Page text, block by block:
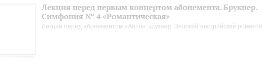
Лекция перед первым концертом абонемента. Брукнер.
Симфония № 4 «Романтическая»
Лекции перед абонементом «Антон Брукнер. Великий австрийский